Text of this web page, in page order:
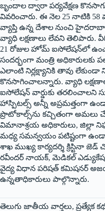
బృందాల ద్వారా పర్యవేక్షణ
వివరించారు. ఈ నెల 25 నాటికి
వ్యాప్తి ఉన్న దేశాల నుంచి
వ్యాధి లక్షణాలు లేవని తెలిపారు.
21 రోజుల హోమ్ ఐసోలేషన్‌లో
సందర్భంగా మంత్రి అధికారులకు
ఎలాంటి నిర్లక్ష్యానికి తావు లేకుండా
కొనసాగించాలన్నారు. వ్యాధి
ఐసోలేషన్ వార్డుకు తరలించాలని
హాస్పిటల్స్ అన్నీ అప్రమత్తంగా
ప్రొటోకాల్స్‌ను కచ్చితంగా
విమానాశ్రయ అధికారులు, జిల్లా
మధ్య సమన్వయం పటిష్టంగా
శాఖ ముఖ్య కార్యదర్శి క్రిస్టినా జెడ్
రవీందర్ నాయక్, మెడికల్ ఎడ్యుకేషన్
వైద్య విధాన పరిషత్ కమిషనర్
ఉన్నతాధికారులు పాల్గొన్నారు.
తెలుగు జాతీయ వార్తలు, ప్రత్యేక